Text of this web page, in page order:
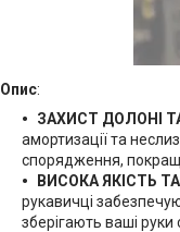
Опис:
ЗАХИСТ ДОЛОНІ
амортизації та
спорядження,
ВИСОКА ЯКІСТЬ
рукавичці
зберігають ваші